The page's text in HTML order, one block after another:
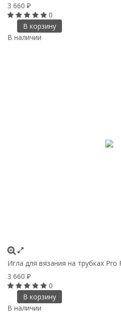
3 660 ₽
0
В корзину
В наличии
Игла для вязания на трубках
3 660 ₽
0
В корзину
В наличии